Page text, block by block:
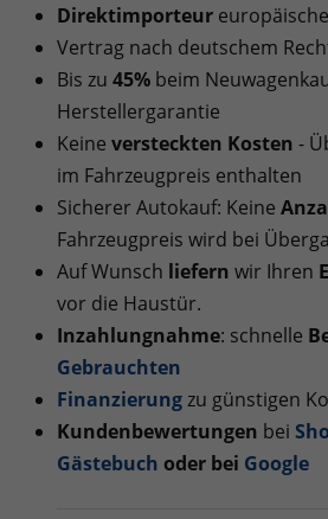
Direktimporteur
Vertrag nach deutschem
Bis zu 45% beim
Herstellergarantie
Keine versteckten Kosten -
im Fahrzeugpreis enthalten
Sicherer Autokauf: Keine
Fahrzeugpreis wird bei
Auf Wunsch liefern wir Ihren
vor die Haustür.
Inzahlungnahme: schnelle
Gebrauchten
Finanzierungzu günstigen
Kundenbewertungen bei
Gästebuch oder bei Google